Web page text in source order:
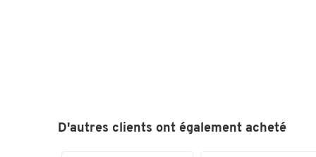
D'autres clients ont également acheté